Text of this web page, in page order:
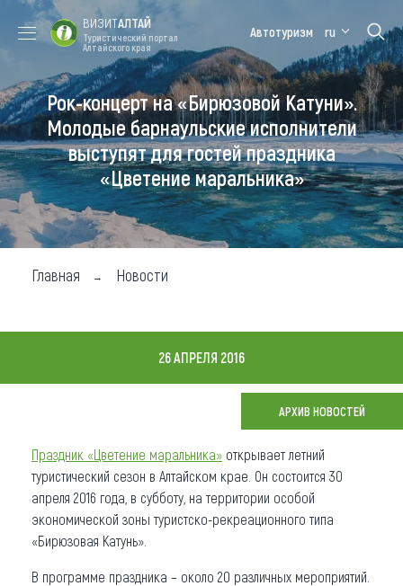
Форум VISIT
ALTAI
Цветение
маральника
Медицинский
форум
Алтайская
зимовка
Туры
Где побывать
Чем заняться
Где остановиться
О регионе
Коллекция впечатлений
Другие рубрики
ВИЗИТАЛТАЙ
Туристический портал
Алтайского края
Автотуризм ru
Рок-концерт на «Бирюзовой Катуни».
Молодые барнаульские исполнители
выступят для гостей праздника
«Цветение маральника»
Главная Новости
26 АПРЕЛЯ 2016
АРХИВ НОВОСТЕЙ
Праздник «Цветение маральника» открывает летний
туристический сезон в Алтайском крае. Он состоится 30
апреля 2016 года, в субботу, на территории особой
экономической зоны туристско-рекреационного типа
«Бирюзовая Катунь».
В программе праздника – около 20 различных мероприятий.